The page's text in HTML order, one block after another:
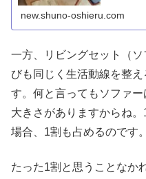
new.shuno-oshieru.com
一方、リビングセット（
びも同じく生活動線を整
す。何と言ってもソファ
大きさがありますからね
場合、1割も占めるのです。
たった1割と思うことなか